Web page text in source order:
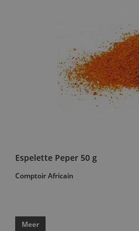
Espelette Peper 50 g
Comptoir Africain
Meer